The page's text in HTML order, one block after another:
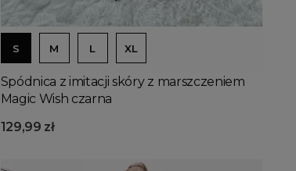
Dodaj do koszyka
S M L XL
Spódnica z imitacji skóry z marszczeniem
Magic Wish czarna
129,99 zł